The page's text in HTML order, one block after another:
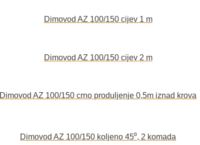
Dimovod AZ 100/150 cijev 1 m
Dimovod AZ 100/150 cijev 2 m
Dimovod AZ 100/150 crno produljenje 0,5m iznad krova
Dimovod AZ 100/150 koljeno 45⁰, 2 komada